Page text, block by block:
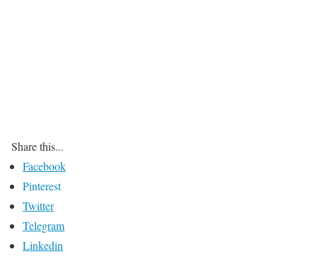
Share this...
Facebook
Pinterest
Twitter
Telegram
Linkedin